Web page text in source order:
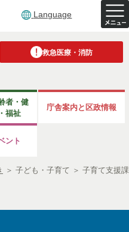
Language
救急医療・消防
者・健
福祉
庁舎案内と区政情報
ント
＞ 子ども・子育て ＞ 子育て支援課